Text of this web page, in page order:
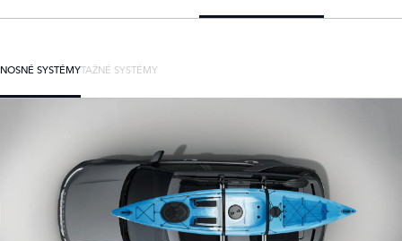
NOSNÉ SYSTÉMYTAŽNÉ SYSTÉMY